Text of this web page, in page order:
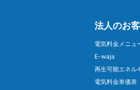
法人のお
電気料金メニュ
E-waja
再生可能エネル
電気料金単価表